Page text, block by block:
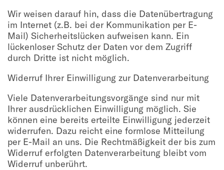
Wir weisen darauf hin, dass die Datenübertragung
im Internet (z.B. bei der Kommunikation per E-
Mail) Sicherheitslücken aufweisen kann. Ein
lückenloser Schutz der Daten vor dem Zugriff
durch Dritte ist nicht möglich.
Widerruf Ihrer Einwilligung zur Datenverarbeitung
Viele Datenverarbeitungsvorgänge sind nur mit
Ihrer ausdrücklichen Einwilligung möglich. Sie
können eine bereits erteilte Einwilligung jederzeit
widerrufen. Dazu reicht eine formlose Mitteilung
per E-Mail an uns. Die Rechtmäßigkeit der bis zum
Widerruf erfolgten Datenverarbeitung bleibt vom
Widerruf unberührt.